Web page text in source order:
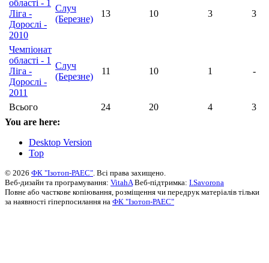
області - 1
Ліга -
Дорослі -
2010
Случ
(Березне)
13 10 3 3
Чемпіонат
області - 1
Ліга -
Дорослі -
2011
Случ
(Березне)
11 10 1 -
Всього 24 20 4
3
You are here:
Desktop Version
Top
© 2026 ФК "Ізотоп-РАЕС" . Всі права захищено.
Веб-дизайн та програмування: VitahA Веб-підтримка: I.Savorona
Повне або часткове копіювання, розміщення чи передрук матеріалів тільки
за наявності гіперпосилання на ФК "Ізотоп-РАЕС"